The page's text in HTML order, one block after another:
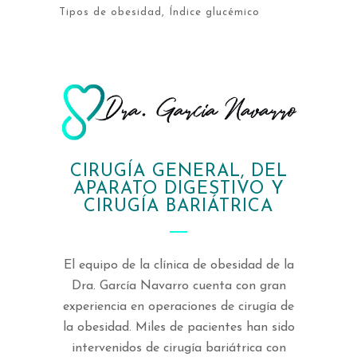
Tipos de obesidad Índice glucémico
CIRUGÍA GENERAL, DEL
APARATO DIGESTIVO Y
CIRUGÍA BARIÁTRICA
El equipo de la clínica de obesidad de la
Dra. García Navarro cuenta con gran
experiencia en operaciones de cirugía de
la obesidad. Miles de pacientes han sido
intervenidos de cirugía bariátrica con